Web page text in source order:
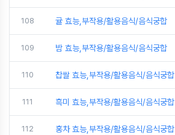
108 귤 효능,부작용/활용음식/음식궁합
109 밤 효능,부작용/활용음식/음식궁합
110 찹쌀 효능,부작용/활용음식/음식궁합
111 흑미 효능,부작용/활용음식/음식궁합
112 홍차 효능,부작용/활용음식/음식궁합